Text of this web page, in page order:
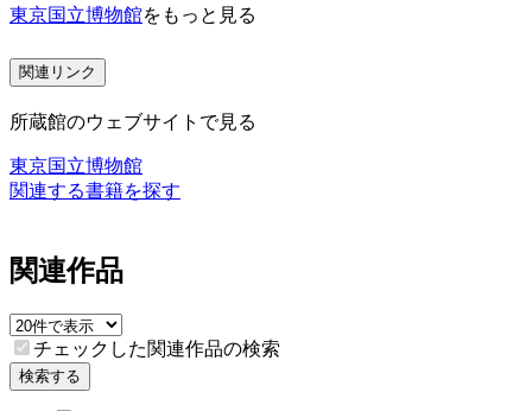
東京国立博物館をもっと見る
関連リンク
所蔵館のウェブサイトで見る
東京国立博物館
関連する書籍を探す
関連作品
チェックした関連作品の検索
検索する